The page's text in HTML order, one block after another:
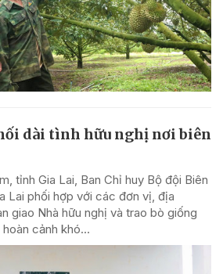
dài tình hữu nghị nơi biên
tỉnh Gia Lai, Ban Chỉ huy Bộ đội Biên
Lai phối hợp với các đơn vị, địa
giao Nhà hữu nghị và trao bò giống
cảnh khó...